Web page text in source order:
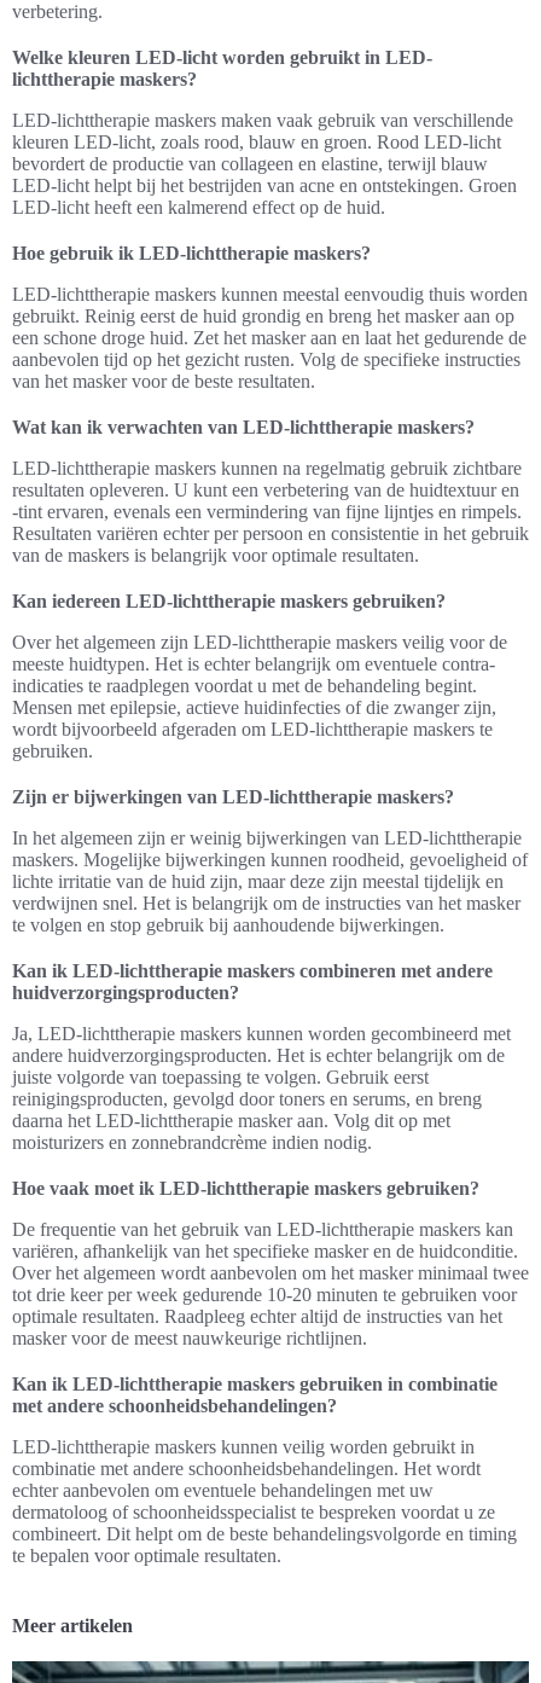
verbetering.
Welke kleuren LED-licht worden gebruikt in LED-
lichttherapie maskers?
LED-lichttherapie maskers maken vaak gebruik van verschillende
kleuren LED-licht, zoals rood, blauw en groen. Rood LED-licht
bevordert de productie van collageen en elastine, terwijl blauw
LED-licht helpt bij het bestrijden van acne en ontstekingen. Groen
LED-licht heeft een kalmerend effect op de huid.
Hoe gebruik ik LED-lichttherapie maskers?
LED-lichttherapie maskers kunnen meestal eenvoudig thuis worden
gebruikt. Reinig eerst de huid grondig en breng het masker aan op
een schone droge huid. Zet het masker aan en laat het gedurende de
aanbevolen tijd op het gezicht rusten. Volg de specifieke instructies
van het masker voor de beste resultaten.
Wat kan ik verwachten van LED-lichttherapie maskers?
LED-lichttherapie maskers kunnen na regelmatig gebruik zichtbare
resultaten opleveren. U kunt een verbetering van de huidtextuur en
-tint ervaren, evenals een vermindering van fijne lijntjes en rimpels.
Resultaten variëren echter per persoon en consistentie in het gebruik
van de maskers is belangrijk voor optimale resultaten.
Kan iedereen LED-lichttherapie maskers gebruiken?
Over het algemeen zijn LED-lichttherapie maskers veilig voor de
meeste huidtypen. Het is echter belangrijk om eventuele contra-
indicaties te raadplegen voordat u met de behandeling begint.
Mensen met epilepsie, actieve huidinfecties of die zwanger zijn,
wordt bijvoorbeeld afgeraden om LED-lichttherapie maskers te
gebruiken.
Zijn er bijwerkingen van LED-lichttherapie maskers?
In het algemeen zijn er weinig bijwerkingen van LED-lichttherapie
maskers. Mogelijke bijwerkingen kunnen roodheid, gevoeligheid of
lichte irritatie van de huid zijn, maar deze zijn meestal tijdelijk en
verdwijnen snel. Het is belangrijk om de instructies van het masker
te volgen en stop gebruik bij aanhoudende bijwerkingen.
Kan ik LED-lichttherapie maskers combineren met andere
huidverzorgingsproducten?
Ja, LED-lichttherapie maskers kunnen worden gecombineerd met
andere huidverzorgingsproducten. Het is echter belangrijk om de
juiste volgorde van toepassing te volgen. Gebruik eerst
reinigingsproducten, gevolgd door toners en serums, en breng
daarna het LED-lichttherapie masker aan. Volg dit op met
moisturizers en zonnebrandcrème indien nodig.
Hoe vaak moet ik LED-lichttherapie maskers gebruiken?
De frequentie van het gebruik van LED-lichttherapie maskers kan
variëren, afhankelijk van het specifieke masker en de huidconditie.
Over het algemeen wordt aanbevolen om het masker minimaal twee
tot drie keer per week gedurende 10-20 minuten te gebruiken voor
optimale resultaten. Raadpleeg echter altijd de instructies van het
masker voor de meest nauwkeurige richtlijnen.
Kan ik LED-lichttherapie maskers gebruiken in combinatie
met andere schoonheidsbehandelingen?
LED-lichttherapie maskers kunnen veilig worden gebruikt in
combinatie met andere schoonheidsbehandelingen. Het wordt
echter aanbevolen om eventuele behandelingen met uw
dermatoloog of schoonheidsspecialist te bespreken voordat u ze
combineert. Dit helpt om de beste behandelingsvolgorde en timing
te bepalen voor optimale resultaten.
Meer artikelen